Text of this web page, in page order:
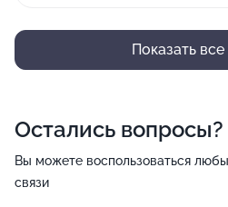
Показать все
Остались вопросы?
Вы можете воспользоваться
связи